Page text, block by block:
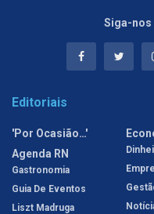
Siga-nos
Editoriais
'Por Ocasião…'
Agenda RN
Gastronomia
Guia De Eventos
Liszt Madruga